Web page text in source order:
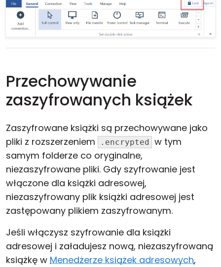
Przechowywanie
zaszyfrowanych książek
Zaszyfrowane książki są przechowywane jako
pliki z rozszerzeniem
.encrypted
w tym
samym folderze co oryginalne,
niezaszyfrowane pliki. Gdy szyfrowanie jest
włączone dla książki adresowej,
niezaszyfrowany plik książki adresowej jest
zastępowany plikiem zaszyfrowanym.
Jeśli włączysz szyfrowanie dla książki
adresowej i załadujesz nową, niezaszyfrowaną
książkę w Menedżerze książek adresowych,